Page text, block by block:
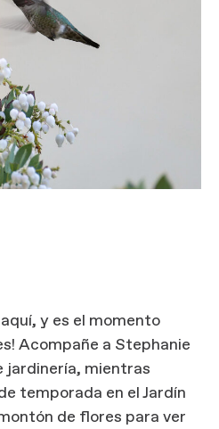
y es el momento
Acompañe a Stephanie
jardinería, mientras
temporada en el Jardín
de flores para ver